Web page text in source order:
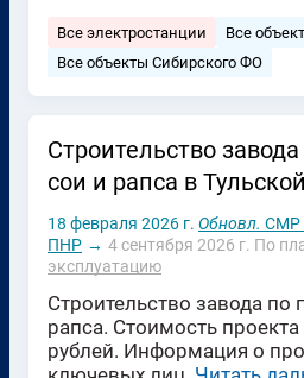
Все электростанции
Все
Все объекты Сибирского ФО
Строительство
сои и рапса в
18 февраля 2026 г. Обновл. СМР
ПНР → 4 сентября 2026 г. По
эксплуатацию
Строительство завода по
рапса. Стоимость
рублей. Информация о